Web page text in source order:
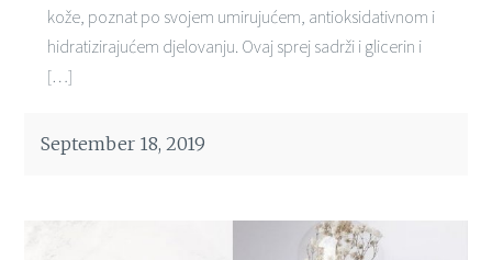
kože, poznat po svojem umirujućem, antioksidativnom i
hidratizirajućem djelovanju. Ovaj sprej sadrži i glicerin i
[…]
September 18, 2019